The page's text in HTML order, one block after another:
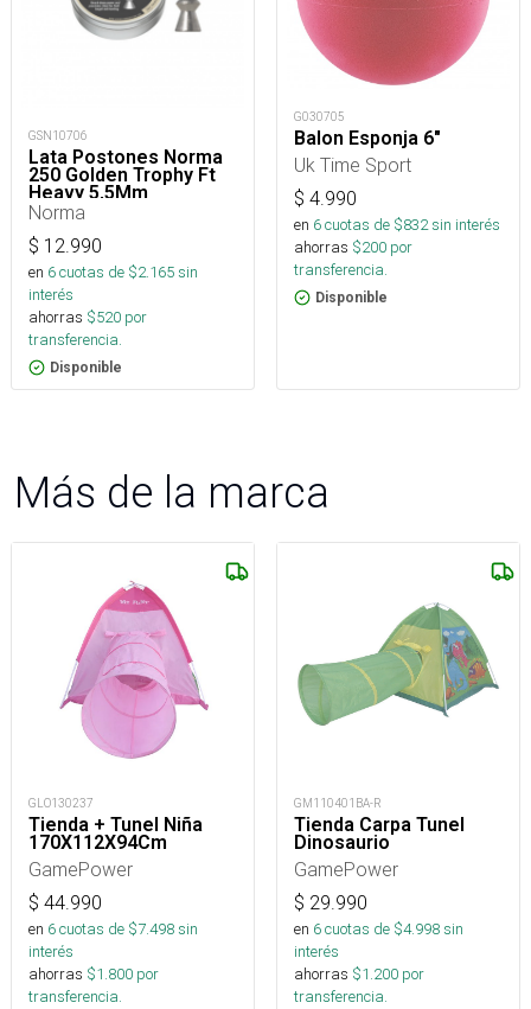
GSN10706
Lata Postones Norma
250 Golden Trophy Ft
Heavy 5,5Mm
Norma
$ 12.990
en 6cuotas de $2.165sin
interés
ahorras $520 por
transferencia.
Disponible
G030705
Balon Esponja 6"
Uk Time Sport
$ 4.990
en 6cuotas de $832sin interés
ahorras $200 por
transferencia.
Disponible
Más de la marca
GLO130237
Tienda + Tunel Niña
170X112X94Cm
GamePower
$ 44.990
en 6cuotas de $7.498sin
interés
ahorras $1.800 por
transferencia.
GM110401BA-R
Tienda Carpa Tunel
Dinosaurio
GamePower
$ 29.990
en 6cuotas de $4.998sin
interés
ahorras $1.200 por
transferencia.